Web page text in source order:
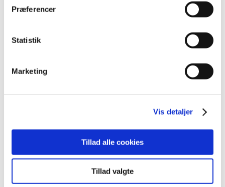
Præferencer
Statistik
Marketing
Vis detaljer
Tillad alle cookies
Tillad valgte
der er godkendt efter den nationale procedure, den…
markedsdialog om vedligehold og
vedligehold og videreudvikling af en række vitale
… 8